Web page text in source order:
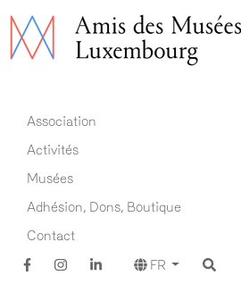
Aller
au
Main navigation FR
Association
Activités
Musées
Adhésion, Dons, Boutique
Contact
FR